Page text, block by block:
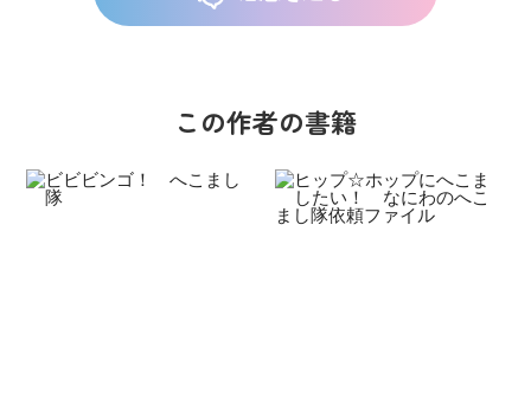
この作者の書籍